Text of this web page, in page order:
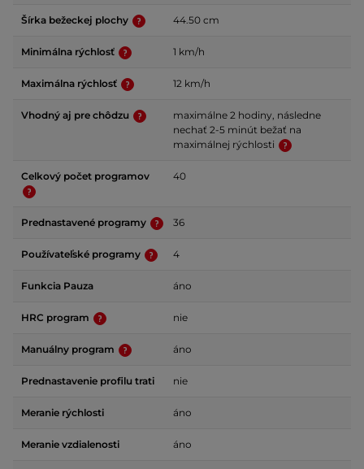
Šírka bežeckej plochy 44.50 cm
Minimálna rýchlosť 1 km/h
Maximálna rýchlosť 12 km/h
Vhodný aj pre chôdzu
maximálne 2 hodiny, následne
nechať 2-5 minút bežať na
maximálnej rýchlosti
Celkový počet programov 40
Prednastavené programy 36
Používateľské programy 4
Funkcia Pauza áno
HRC program nie
Manuálny program áno
Prednastavenie profilu trati nie
Meranie rýchlosti áno
Meranie vzdialenosti áno